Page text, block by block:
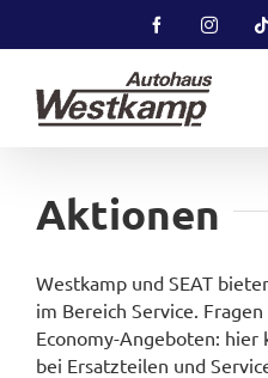
Facebook
Aktionen
Westkamp und SEAT
im Bereich Service. Fragen
Economy-Angeboten: hier
bei Ersatzteilen und